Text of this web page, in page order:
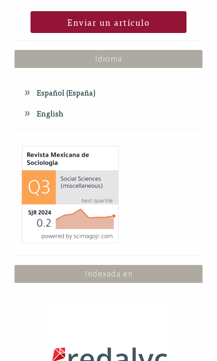
Enviar un artículo
Idioma
Español (España)
English
Index
Indexada en